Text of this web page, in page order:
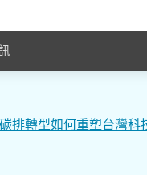
排轉型如何重塑台灣科